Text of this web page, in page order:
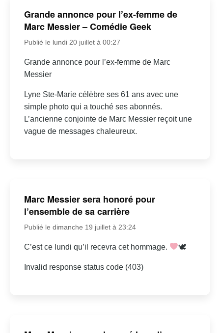
Grande annonce pour l’ex-femme de
Marc Messier – Comédie Geek
Publié le lundi 20 juillet à 00:27
Grande annonce pour l’ex-femme de Marc
Messier
Lyne Ste-Marie célèbre ses 61 ans avec une
simple photo qui a touché ses abonnés.
L’ancienne conjointe de Marc Messier reçoit une
vague de messages chaleureux.
Marc Messier sera honoré pour
l’ensemble de sa carrière
Publié le dimanche 19 juillet à 23:24
C’est ce lundi qu’il recevra cet hommage. 🕊
Invalid response status code (403)